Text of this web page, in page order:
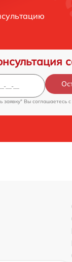
заявку" Вы соглашаетесь c